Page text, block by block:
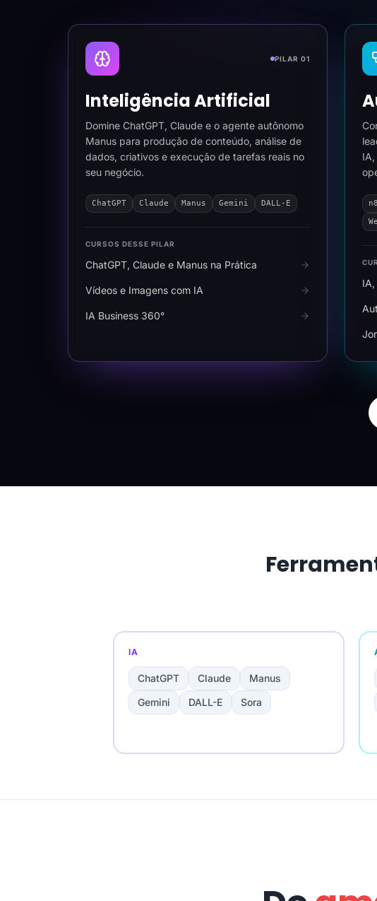
PILAR 01
Inteligência Artificial
Domine ChatGPT, Claude e o agente autônomo
Manus para produção de conteúdo, análise de
dados, criativos e execução de tarefas reais no
seu negócio.
ChatGPT Claude Manus Gemini DALL-E
CURSOS DESSE PILAR
ChatGPT, Claude e Manus na Prática
Vídeos e Imagens com IA
IA Business 360°
IA
ChatGPT Claude
Manus
Gemini
DALL-E Sora